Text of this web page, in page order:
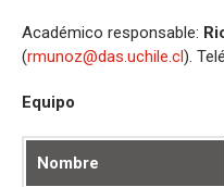
Académico responsable:
(rmunoz@das.uchile.cl).
Equipo
Nombre